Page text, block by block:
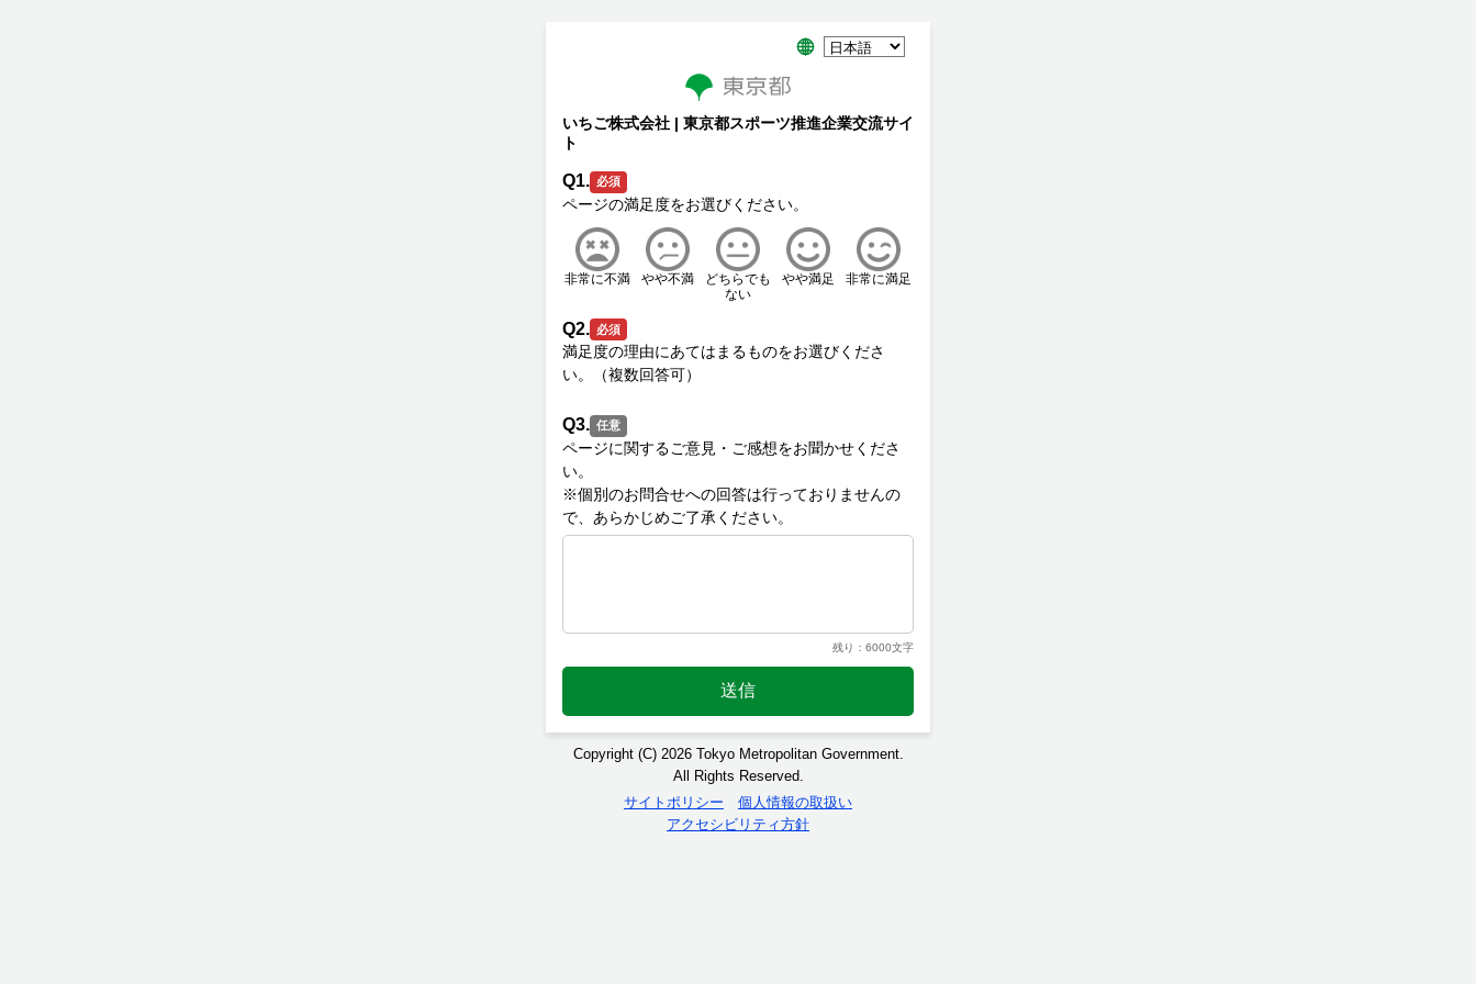
いちご株式会社 | 東京都スポーツ推進企業交流サイ
ト
Q1. 必須
非常に不満 やや不満
どちらでも
ない
やや満足 非常に満足
Q2. 必須
満足度の理由にあてはまるものをお選びくださ
Q3. 任意
ページに関するご意見・ご感想をお聞かせくださ
い。
※個別のお問合せへの回答は行っておりませんの
残り：6000文字
送信
Copyright (C) 2026 Tokyo Metropolitan Government.
All Rights Reserved.
サイトポリシー
個人情報の取扱い
アクセシビリティ方針